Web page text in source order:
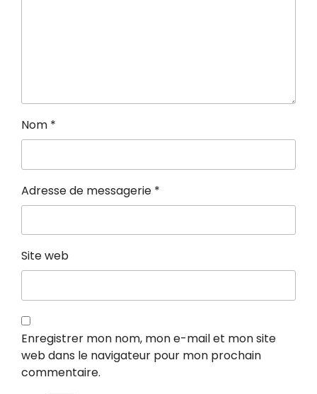
Nom *
Adresse de messagerie *
Site web
Enregistrer mon nom, mon e-mail et mon site
web dans le navigateur pour mon prochain
commentaire.